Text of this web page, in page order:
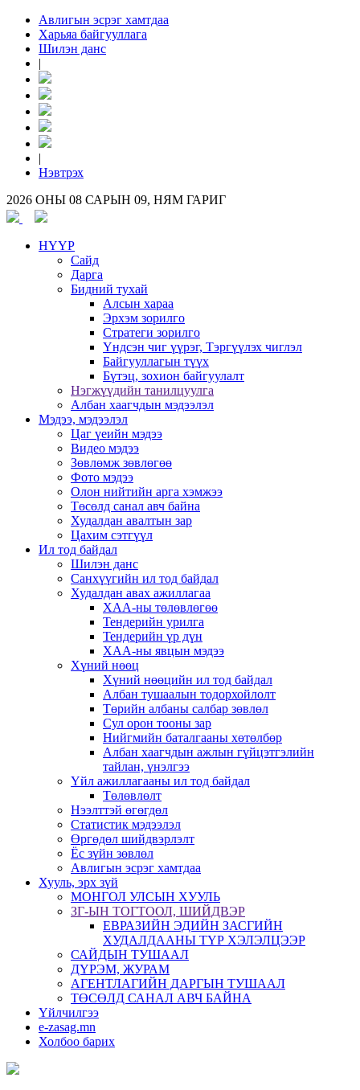
Авлигын эсрэг хамтдаа
Харьяа байгууллага
Шилэн данс
|
|
Нэвтрэх
2026 ОНЫ 08 САРЫН 09, НЯМ ГАРИГ
НҮҮР
Сайд
Дарга
Бидний тухай
Алсын хараа
Эрхэм зорилго
Стратеги зорилго
Үндсэн чиг үүрэг, Тэргүүлэх чиглэл
Байгууллагын түүх
Бүтэц, зохион байгуулалт
Нэгжүүдийн танилцуулга
Албан хаагчдын мэдээлэл
Мэдээ, мэдээлэл
Цаг үеийн мэдээ
Видео мэдээ
Зөвлөмж зөвлөгөө
Фото мэдээ
Олон нийтийн арга хэмжээ
Төсөлд санал авч байна
Худалдан авалтын зар
Цахим сэтгүүл
Ил тод байдал
Шилэн данс
Санхүүгийн ил тод байдал
Худалдан авах ажиллагаа
ХАА-ны төлөвлөгөө
Тендерийн урилга
Тендерийн үр дүн
ХАА-ны явцын мэдээ
Хүний нөөц
Хүний нөөцийн ил тод байдал
Албан тушаалын тодорхойлолт
Төрийн албаны салбар зөвлөл
Сул орон тооны зар
Нийгмийн баталгааны хөтөлбөр
Албан хаагчдын ажлын гүйцэтгэлийн
тайлан, үнэлгээ
Үйл ажиллагааны ил тод байдал
Төлөвлөлт
Нээлттэй өгөгдөл
Статистик мэдээлэл
Өргөдөл шийдвэрлэлт
Ёс зүйн зөвлөл
Авлигын эсрэг хамтдаа
Хууль, эрх зүй
МОНГОЛ УЛСЫН ХУУЛЬ
ЗГ-ЫН ТОГТООЛ, ШИЙДВЭР
ЕВРАЗИЙН ЭДИЙН ЗАСГИЙН
ХУДАЛДААНЫ ТҮР ХЭЛЭЛЦЭЭР
САЙДЫН ТУШААЛ
ДҮРЭМ, ЖУРАМ
АГЕНТЛАГИЙН ДАРГЫН ТУШААЛ
ТӨСӨЛД САНАЛ АВЧ БАЙНА
Үйлчилгээ
e-zasag.mn
Холбоо барих